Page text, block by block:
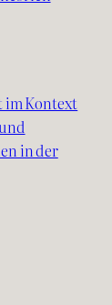
im Kontext
in der